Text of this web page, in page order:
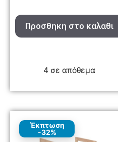
Προσθηκη στο καλαθι
4 σε απόθεμα
Έκπτωση
-32%